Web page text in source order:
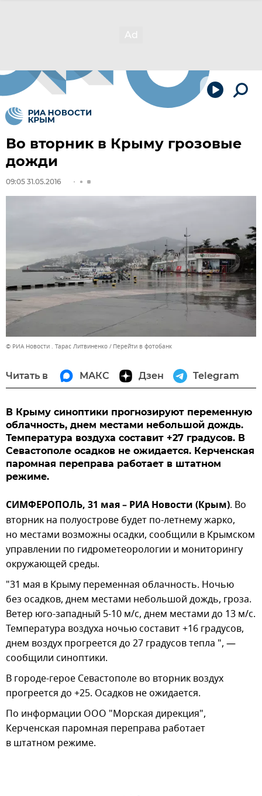
Во вторник в Крыму грозовые
дожди
09:05 31.05.2016
© РИА Новости . Тарас Литвиненко Перейти в фотобанк
Читать в МАКС Дзен Telegram
В Крыму синоптики прогнозируют переменную
облачность, днем местами небольшой дождь.
Температура воздуха составит +27 градусов. В
Севастополе осадков не ожидается. Керченская
паромная переправа работает в штатном
режиме.
СИМФЕРОПОЛЬ, 31 мая – РИА Новости (Крым). Во
вторник на полуострове будет по-летнему жарко,
но местами возможны осадки, сообщили в Крымском
управлении по гидрометеорологии и мониторингу
окружающей среды.
"31 мая в Крыму переменная облачность. Ночью
без осадков, днем местами небольшой дождь, гроза.
Ветер юго-западный 5-10 м/с, днем местами до 13 м/с.
Температура воздуха ночью составит +16 градусов,
днем воздух прогреется до 27 градусов тепла ", —
сообщили синоптики.
В городе-герое Севастополе во вторник воздух
прогреется до +25. Осадков не ожидается.
По информации ООО "Морская дирекция",
Керченская паромная переправа работает
в штатном режиме.